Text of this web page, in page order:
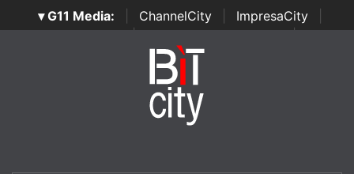
▾ G11 Media: ChannelCity ImpresaCity
SecurityOpenLab | Italian Channel Awards | Italian
Italian Security Awards